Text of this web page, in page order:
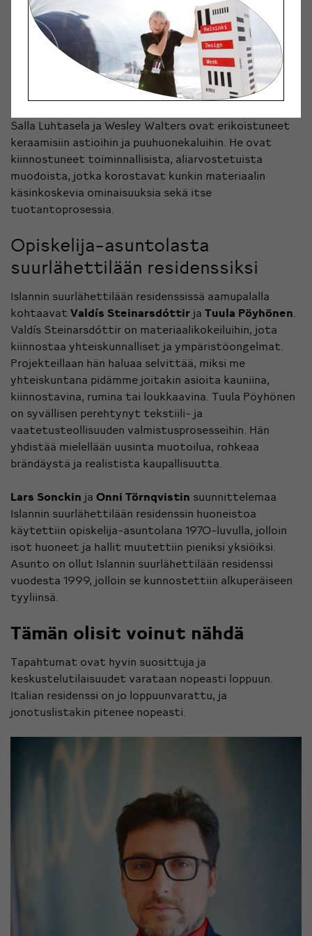
arvoa esineille, jotka on tuomittu
käyttökelvottomiksi. He kohtaavat ja ratkaisevat
ongelmat muotoilunäkökulmasta. He työskentelevät
Bluecityssä, jossa toimii muitakin
kiertotalousyrityksiä, joiden tavoitteena on
täydellinen jätteettömyys.
Salla Luhtasela ja Wesley Walters ovat erikoistuneet
keraamisiin astioihin ja puuhuonekaluihin. He ovat
kiinnostuneet toiminnallisista, aliarvostetuista
muodoista, jotka korostavat kunkin materiaalin
käsinkoskevia ominaisuuksia sekä itse
tuotantoprosessia.
Opiskelija-asuntolasta
suurlähettilään residenssiksi
Islannin suurlähettilään residenssissä aamupalalla
kohtaavat Valdís Steinarsdóttir ja Tuula Pöyhönen.
Valdís Steinarsdóttir on materiaalikokeiluihin, jota
kiinnostaa yhteiskunnalliset ja ympäristöongelmat.
Projekteillaan hän haluaa selvittää, miksi me
yhteiskuntana pidämme joitakin asioita kauniina,
kiinnostavina, rumina tai loukkaavina. Tuula Pöyhönen
on syvällisen perehtynyt tekstiili- ja
vaatetusteollisuuden valmistusprosesseihin. Hän
yhdistää mielellään uusinta muotoilua, rohkeaa
brändäystä ja realistista kaupallisuutta.
Lars Sonckin ja Onni Törnqvistin suunnittelemaa
Islannin suurlähettilään residenssin huoneistoa
käytettiin opiskelija-asuntolana 1970-luvulla, jolloin
isot huoneet ja hallit muutettiin pieniksi yksiöiksi.
Asunto on ollut Islannin suurlähettilään residenssi
vuodesta 1999, jolloin se kunnostettiin alkuperäiseen
tyyliinsä.
Tämän olisit voinut nähdä
Tapahtumat ovat hyvin suosittuja ja
keskustelutilaisuudet varataan nopeasti loppuun.
Italian residenssi on jo loppuunvarattu, ja
jonotuslistakin pitenee nopeasti.